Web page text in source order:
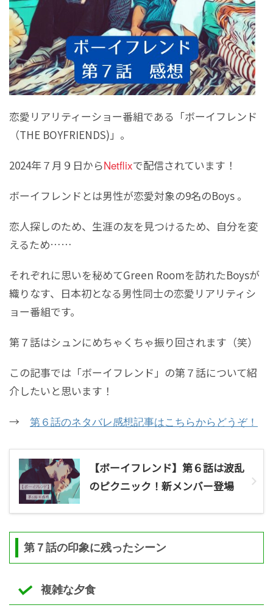
恋愛リアリティーショー番組である「ボーイフレンド
（THE BOYFRIENDS)」。
2024年７月９日からNetflixで配信されています！
ボーイフレンドとは男性が恋愛対象の9名のBoys 。
恋人探しのため、生涯の友を見つけるため、自分を変
えるため……
それぞれに思いを秘めてGreen Roomを訪れたBoysが
織りなす、日本初となる男性同士の恋愛リアリティシ
ョー番組です。
第７話はシュンにめちゃくちゃ振り回されます（笑）
この記事では「ボーイフレンド」の第７話について紹
介したいと思います！
→ 第６話のネタバレ感想記事はこちらからどうぞ！
【ボーイフレンド】第６話は波乱
のピクニック！新メンバー登場
第７話の印象に残ったシーン
複雑な夕食